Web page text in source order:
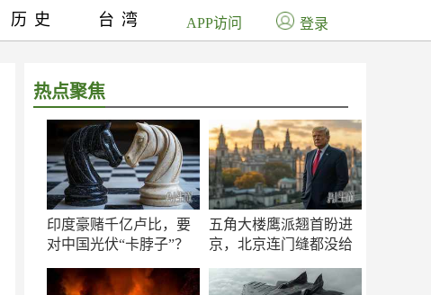
热点聚焦
印度豪赌千亿卢比，要
对中国光伏“卡脖子”？
五角大楼鹰派翘首盼进
京，北京连门缝都没给
历史 台湾 APP访问 登录